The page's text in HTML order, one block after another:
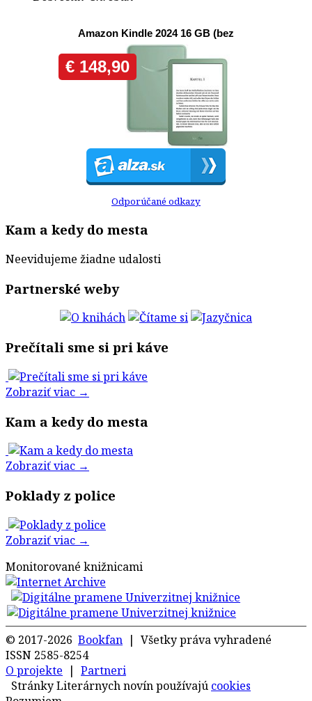
Odporúčané odkazy
Kam a kedy do mesta
Neevidujeme žiadne udalosti
Partnerské weby
Prečítali sme si pri káve
Zobraziť viac →
Kam a kedy do mesta
Zobraziť viac →
Poklady z police
Zobraziť viac →
Monitorované knižnicami
© 2017-2026 Bookfan | Všetky práva vyhradené
ISSN 2585-8254
O projekte | Partneri
Stránky Literárnych novín používajú cookies